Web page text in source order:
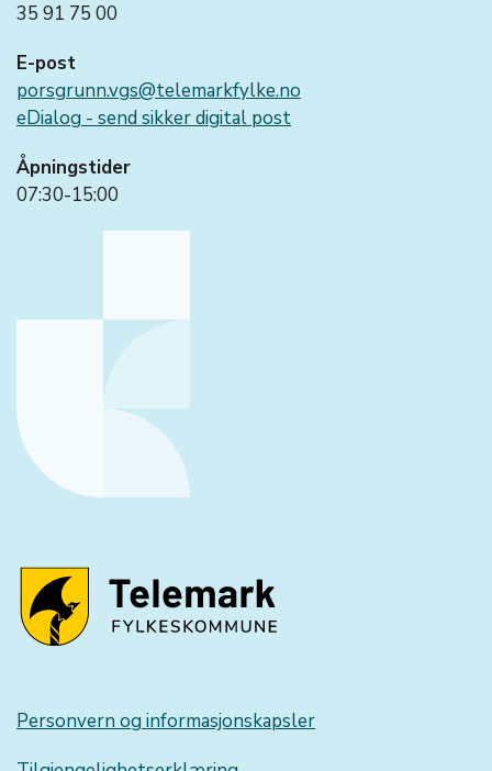
35 91 75 00
E-post
porsgrunn.vgs@telemarkfylke.no
eDialog - send sikker digital post
Åpningstider
07:30-15:00
Personvern og informasjonskapsler